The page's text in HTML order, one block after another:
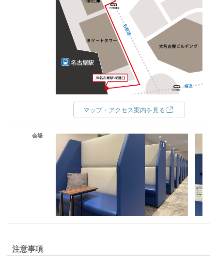
マップ・アクセス案内を見る
会場
注意事項